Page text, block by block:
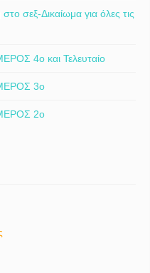
σεξ-Δικαίωμα για όλες τις
4ο και Τελευταίο
3ο
2ο